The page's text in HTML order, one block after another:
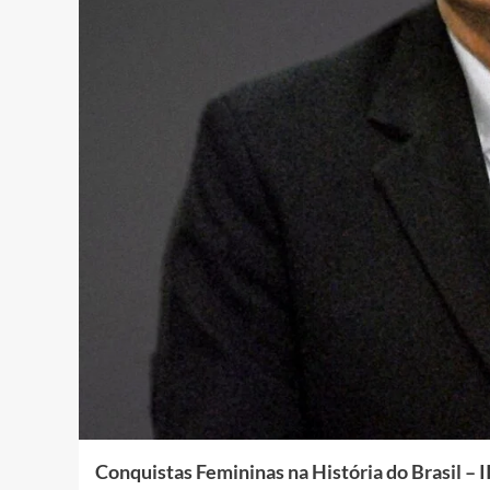
Conquistas Femininas na História do Brasil –